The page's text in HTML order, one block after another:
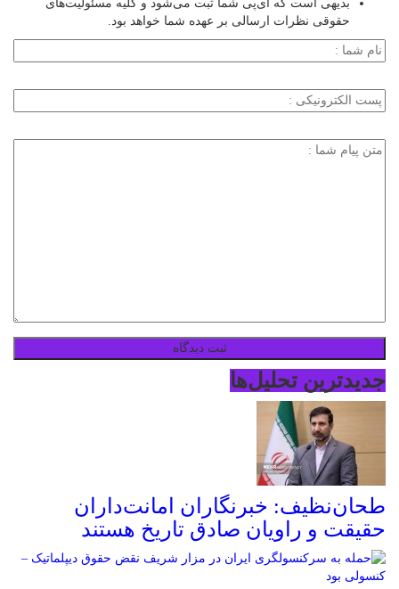
بدیهی است که آی‌پی شما ثبت می‌شود و کلیه مسئولیت‌های
حقوقی نظرات ارسالی بر عهده شما خواهد بود.
جدیدترین تحلیل‌ها
طحان‌نظیف: خبرنگاران امانت‌داران
حقیقت و راویان صادق تاریخ‌ هستند